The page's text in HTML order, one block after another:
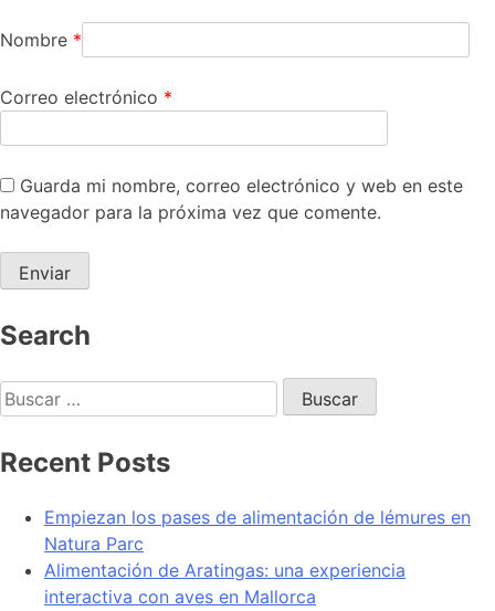
Nombre *
Correo electrónico *
Guarda mi nombre, correo electrónico y web en este
navegador para la próxima vez que comente.
Search
Recent Posts
Empiezan los pases de alimentación de lémures en
Natura Parc
Alimentación de Aratingas: una experiencia
interactiva con aves en Mallorca